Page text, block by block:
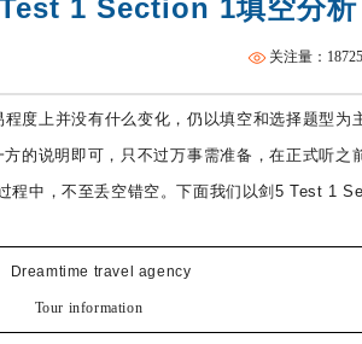
1 Section 1填空分析
关注量：
度上并没有什么变化，仍以填空和选择题型为
的说明即可，只不过万事需准备，在正式听之
程中，不至丢空错空。下面我们以剑5 Test 1
Dreamtime travel agency
Tour information
雅思短期班 托